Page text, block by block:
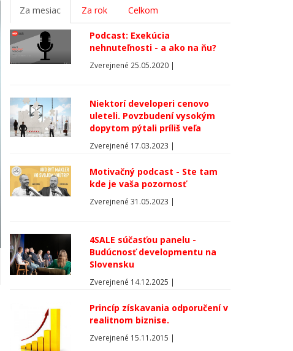
Za mesiac Za rok Celkom
Podcast: Exekúcia
nehnuteľnosti - a ako na ňu?
Zverejnené 25.05.2020 |
Niektorí developeri cenovo
uleteli. Povzbudení vysokým
dopytom pýtali príliš veľa
Zverejnené 17.03.2023 |
Motivačný podcast - Ste tam
kde je vaša pozornosť
Zverejnené 31.05.2023 |
4SALE súčasťou panelu -
Budúcnosť developmentu na
Slovensku
Zverejnené 14.12.2025 |
Princíp získavania odporučení v
realitnom biznise.
Zverejnené 15.11.2015 |